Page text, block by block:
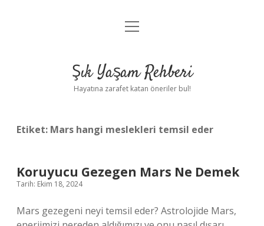
Anasayfa
Yasal Uyarı
menüyü
Şık Yaşam Rehberi
Hayatına zarafet katan öneriler bul!
Etiket: Mars hangi meslekleri temsil eder
Koruyucu Gezegen Mars Ne Demek
Tarih: Ekim 18, 2024
Mars gezegeni neyi temsil eder? Astrolojide Mars,